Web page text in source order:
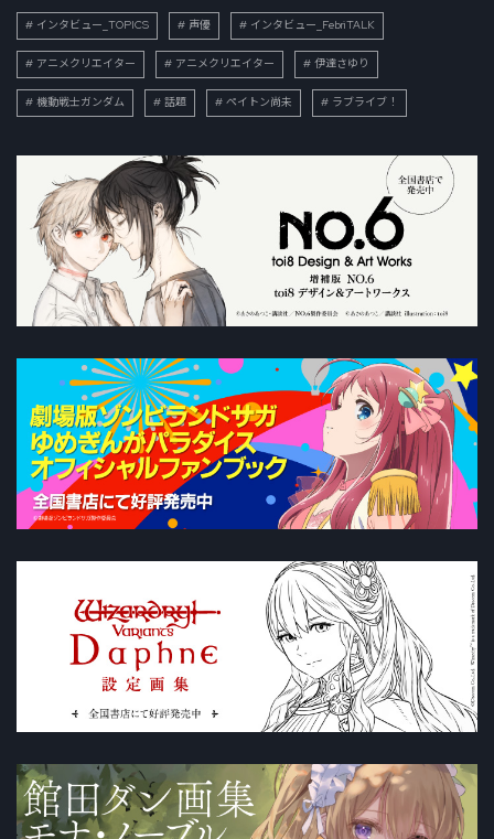
インタビュー_TOPICS 声優 インタビュー_FebriTALK
アニメクリエイター アニメクリエイター 伊達さゆり
機動戦士ガンダム 話題 ペイトン尚未 ラブライブ！